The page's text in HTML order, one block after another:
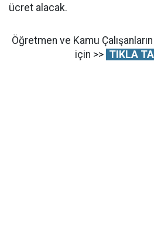
ücret alacak.
Öğretmen ve Kamu
için >> TIKLA